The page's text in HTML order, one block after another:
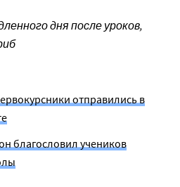
дня после уроков,
отправились в
благословил учеников